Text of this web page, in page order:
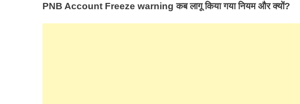
PNB Account Freeze warningकब लागू किया गया नियम और क्यों?